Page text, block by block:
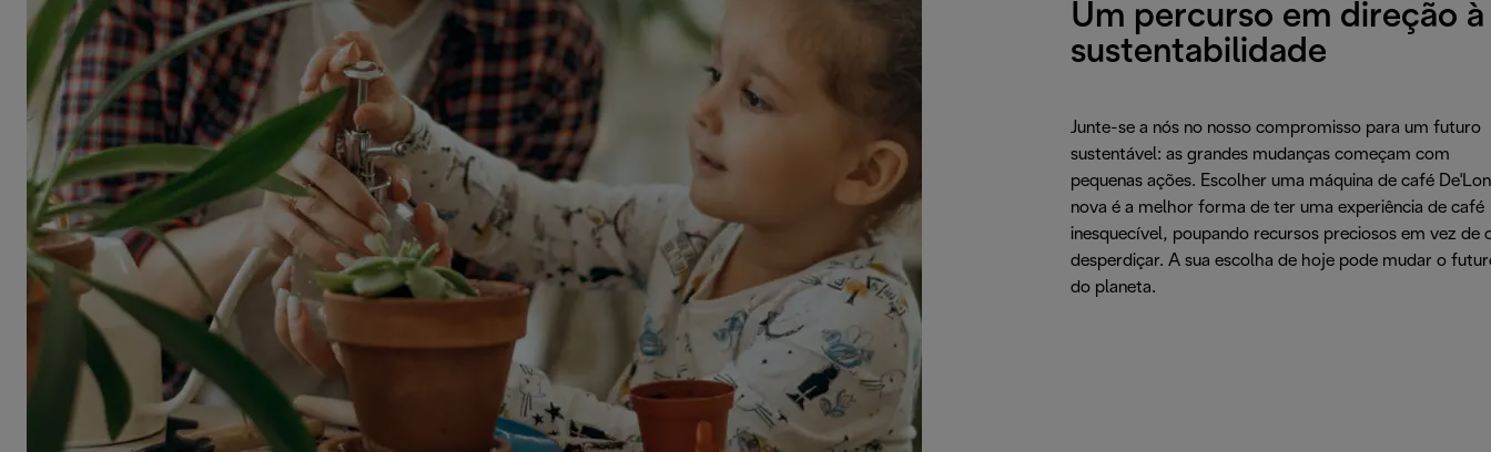
Um percurso em direção à
sustentabilidade
Junte-se a nós no nosso compromisso para um futuro
sustentável: as grandes mudanças começam com
pequenas ações. Escolher uma máquina de café
nova é a melhor forma de ter uma experiência de café
inesquecível, poupando recursos preciosos em vez de
desperdiçar. A sua escolha de hoje pode mudar o
do planeta.